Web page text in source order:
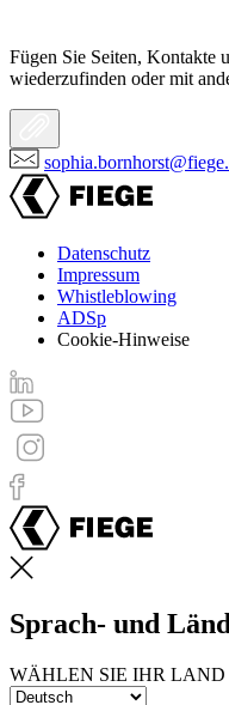
Fügen Sie Seiten, Kontakte
wiederzufinden oder mit
Footer
menu
Datenschutz
Impressum
Whistleblowing
ADSp
Cookie-Hinweise
Sprach- und
WÄHLEN SIE IHR LAND